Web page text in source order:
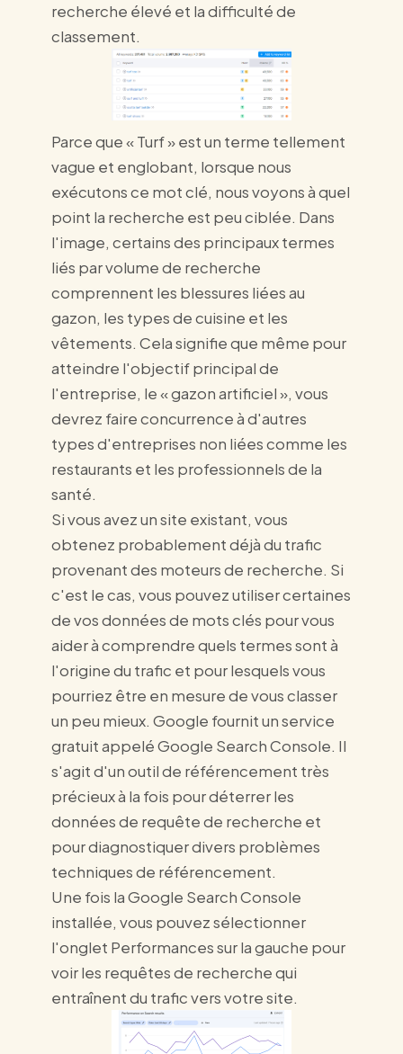
recherche élevé et la difficulté de
classement.
Parce que « Turf » est un terme tellement
vague et englobant, lorsque nous
exécutons ce mot clé, nous voyons à quel
point la recherche est peu ciblée. Dans
l'image, certains des principaux termes
liés par volume de recherche
comprennent les blessures liées au
gazon, les types de cuisine et les
vêtements. Cela signifie que même pour
atteindre l'objectif principal de
l'entreprise, le « gazon artificiel », vous
devrez faire concurrence à d'autres
types d'entreprises non liées comme les
restaurants et les professionnels de la
santé.
Si vous avez un site existant, vous
obtenez probablement déjà du trafic
provenant des moteurs de recherche. Si
c'est le cas, vous pouvez utiliser certaines
de vos données de mots clés pour vous
aider à comprendre quels termes sont à
l'origine du trafic et pour lesquels vous
pourriez être en mesure de vous classer
un peu mieux. Google fournit un service
gratuit appelé Google Search Console. Il
s'agit d'un outil de référencement très
précieux à la fois pour déterrer les
données de requête de recherche et
pour diagnostiquer divers problèmes
techniques de référencement.
Une fois la Google Search Console
installée, vous pouvez sélectionner
l'onglet Performances sur la gauche pour
voir les requêtes de recherche qui
entraînent du trafic vers votre site.